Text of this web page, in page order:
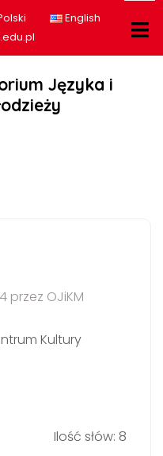
English
na Facebook
profil na tiktok
Języka i
przez OJiKM
Kultury
Ilość słów: 8